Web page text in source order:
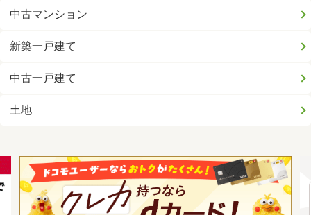
中古マンション
新築一戸建て
中古一戸建て
土地